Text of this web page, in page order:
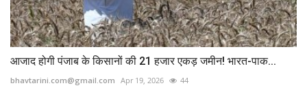
आजाद होगी पंजाब के किसानों की 21 हजार एकड़ जमीन! भारत-पाक...
bhavtarini.com@gmail.com Apr 19, 2026 44